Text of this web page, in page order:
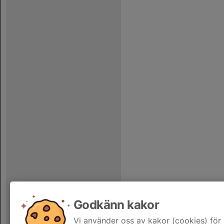
Godkänn kakor
Vi använder oss av kakor (cookies)